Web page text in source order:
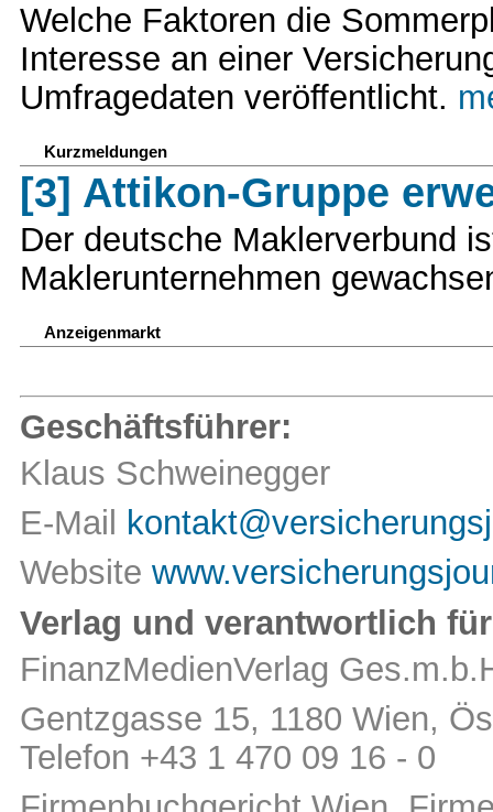
Welche Faktoren die
Interesse an einer
Umfragedaten veröffentlicht.
Kurzmeldungen
[3] Attikon-Gruppe
Der deutsche Maklerverbund
Maklerunternehmen
Anzeigenmarkt
Geschäftsführer:
Klaus Schweinegger
E-Mail
Website
Verlag und verantwortlich
FinanzMedienVerlag
Gentzgasse 15, 1180 Wien,
Telefon +43 1 470 09 16 - 0